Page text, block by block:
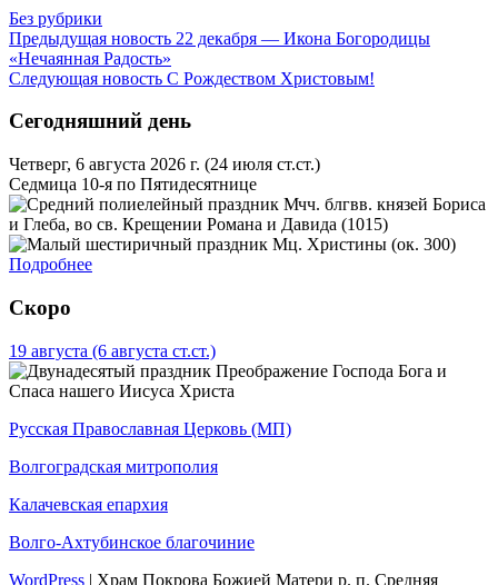
Без рубрики
Предыдущая новость 22 декабря — Икона Богородицы
«Нечаянная Радость»
Следующая новость С Рождеством Христовым!
Сегодняшний день
Четверг, 6 августа 2026 г. (24 июля ст.ст.)
Седмица 10-я по Пятидесятнице
Мчч. блгвв. князей Бориса
и Глеба, во св. Крещении Романа и Давида (1015)
Мц. Христины (ок. 300)
Подробнее
Скоро
19 августа (6 августа ст.ст.)
Преображение Господа Бога и
Спаса нашего Иисуса Христа
Русская Православная Церковь (МП)
Волгоградская митрополия
Калачевская епархия
Волго-Ахтубинское благочиние
WordPress | Храм Покрова Божией Матери р. п. Средняя